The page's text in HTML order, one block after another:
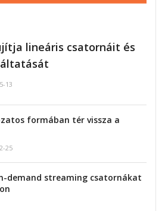
lineáris csatornáit és
13
formában tér vissza a
25
demand streaming csatornákat